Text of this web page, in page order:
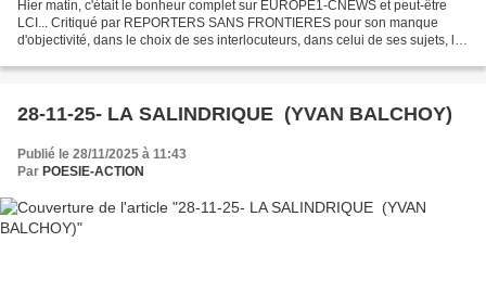
Hier matin, c'était le bonheur complet sur EUROPE1-CNEWS et peut-être
LCI... Critiqué par REPORTERS SANS FRONTIERES pour son manque
d'objectivité, dans le choix de ses interlocuteurs, dans celui de ses sujets, les
28-11-25- LA SALINDRIQUE (YVAN BALCHOY)
Publié le 28/11/2025 à 11:43
Par POESIE-ACTION